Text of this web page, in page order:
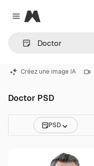
Close menu
Magnific
Créez une image IA
Doctor PSD
PSD